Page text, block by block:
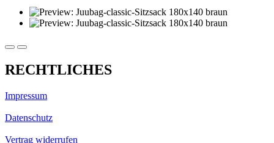
RECHTLICHES
Impressum
Datenschutz
Vertrag widerrufen